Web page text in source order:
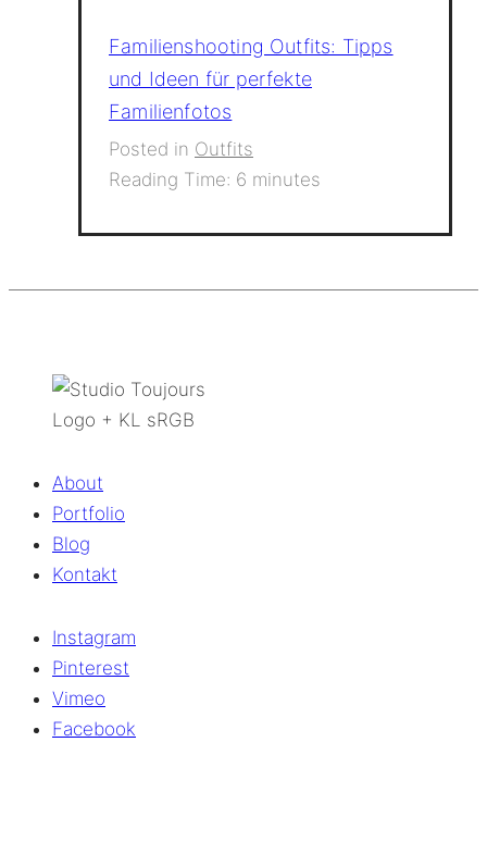
Familienshooting Outfits: Tipps
und Ideen für perfekte
Familienfotos
Posted in Outfits
Reading Time: 6 minutes
About
Portfolio
Blog
Kontakt
Instagram
Pinterest
Vimeo
Facebook